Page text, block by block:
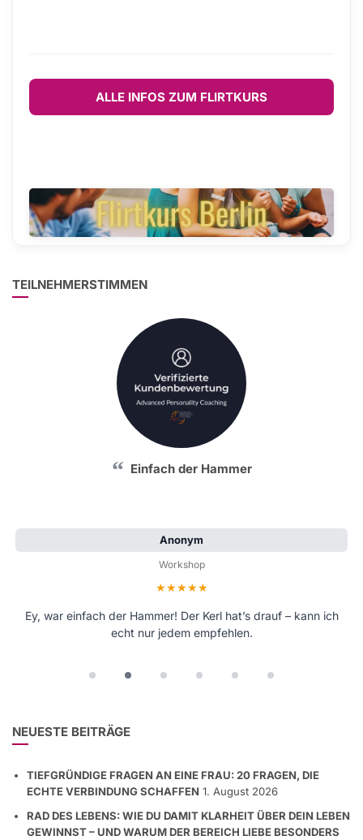
ALLE INFOS ZUM FLIRTKURS
TEILNEHMERSTIMMEN
Einfach der Hammer
Anonym
Workshop
Bewertung: 5 von 5 Sternen
Ey, war einfach der Hammer! Der Kerl hat’s drauf – kann ich
echt nur jedem empfehlen.
NEUESTE BEITRÄGE
TIEFGRÜNDIGE FRAGEN AN EINE FRAU: 20 FRAGEN, DIE
ECHTE VERBINDUNG SCHAFFEN 1. August 2026
RAD DES LEBENS: WIE DU DAMIT KLARHEIT ÜBER DEIN LEBEN
GEWINNST – UND WARUM DER BEREICH LIEBE BESONDERS